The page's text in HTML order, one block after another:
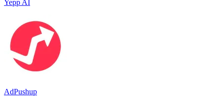
Yepp AI
AdPushup